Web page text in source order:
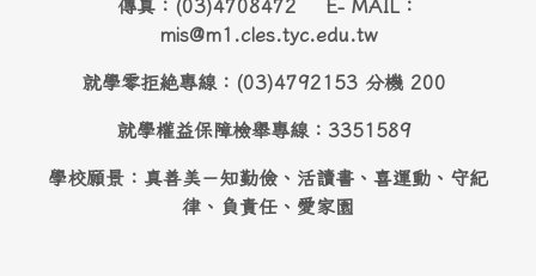
傳真：(03)4708472 E- MAIL：
mis@m1.cles.tyc.edu.tw
就學零拒絶專線：(03)4792153 分機 200
就學權益保障檢舉專線：3351589
學校願景：真善美－知勤儉、活讀書、喜運動、守紀
律、負責任、愛家園